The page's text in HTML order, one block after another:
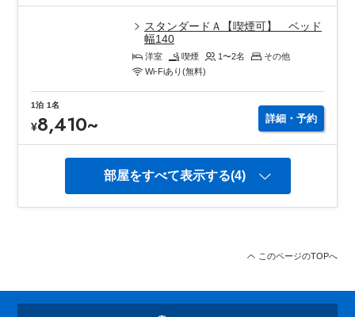
スタンダードＡ【喫煙可】 ベッド
幅140
洋室 喫煙 1〜2名
その他
Wi-Fiあり(無料)
1泊 1名
¥8,410~ 詳細・予約
部屋をすべて表示する(4)
このページのTOPへ